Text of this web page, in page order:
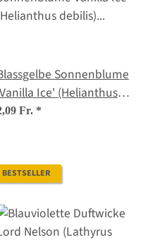
Sonnenblume
Ice' (Helianthus
Samen
Fr. *
BESTSELLER